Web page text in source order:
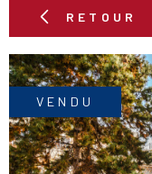
RETOUR
VENDU